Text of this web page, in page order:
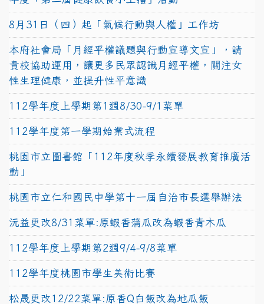
8月31日（四）起「氣候行動與人權」工作坊
本府社會局「月經平權議題與行動宣導文宣」，請
貴校協助運用，讓更多民眾認識月經平權，關注女
性生理健康，並提升性平意識
112學年度上學期第1週8/30-9/1菜單
112學年度第一學期始業式流程
桃園市立圖書館「112年度秋季永續發展教育推廣活
動」
桃園市立仁和國民中學第十一屆自治市長選舉辦法
沅益更改8/31菜單:原蝦香蒲瓜改為蝦香青木瓜
112學年度上學期第2週9/4-9/8菜單
112學年度桃園市學生美術比賽
松晟更改12/22菜單:原香Q白飯改為地瓜飯